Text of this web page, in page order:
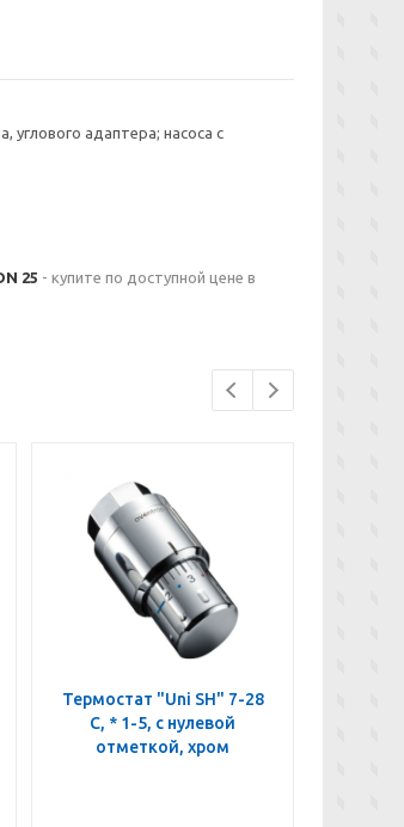
углового адаптера; насоса с
25 - купите по доступной цене в
Термостат "Uni SH" 7-28
C, * 1-5, с нулевой
отметкой, хром